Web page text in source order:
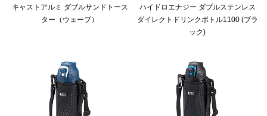
キャストアルミ ダブルサンドトース
ター（ウェーブ）
ハイドロエナジー ダブルステンレス
ダイレクトドリンクボトル1100 (ブラ
ック)